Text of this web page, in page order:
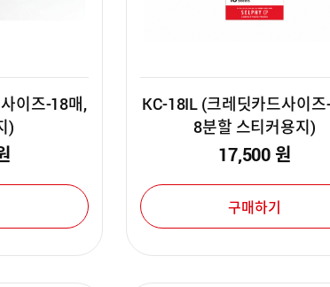
이즈-18매,
)
KC-18IL (크레딧카드사이
8분할 스티커용지)
17,500원
구매하기